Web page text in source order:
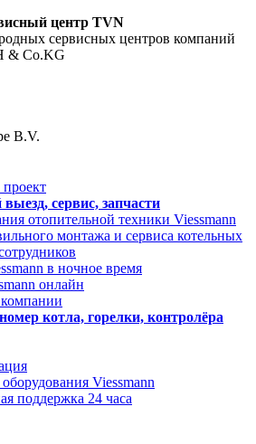
центр TVN
сервисных центров компаний
& Co.KG
B.V.
сервис, запчасти
отопительной техники Viessmann
монтажа и сервиса котельных
в ночное время
онлайн
котла, горелки, контролёра
Viessmann
поддержка 24 часа